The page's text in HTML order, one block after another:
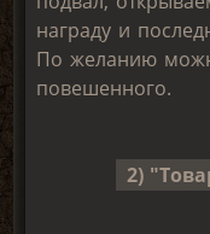
награду и
По желанию
повешенного.
2)